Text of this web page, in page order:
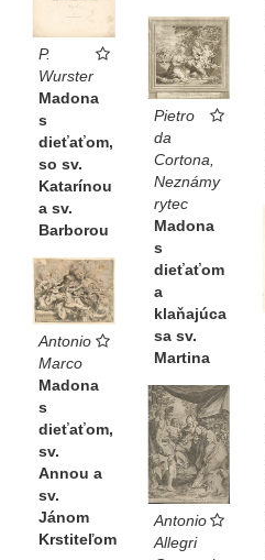
P.
Wurster
Madona
s
dieťaťom,
so sv.
Katarínou
a sv.
Barborou
Pietro
da
Cortona,
Neznámy
rytec
Madona
s
dieťaťom
a
klaňajúca
sa sv.
Martina
Antonio
Marco
Madona
s
dieťaťom,
sv.
Annou a
sv.
Jánom
Krstiteľom
Antonio
Allegri